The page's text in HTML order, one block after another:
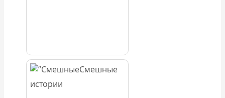
Смешные
истории